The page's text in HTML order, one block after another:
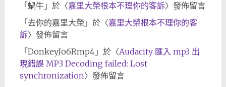
「 蝸牛」於〈嘉里大榮根本不理你的客訴〉發佈留言
「 去你的嘉里大榮 」於〈嘉里大榮根本不理你的客
訴〉發佈留言
「 DonkeyJo6Rmp4」於〈Audacity 匯入 mp3 出
現錯誤 MP3 Decoding failed: Lost
synchronization〉發佈留言